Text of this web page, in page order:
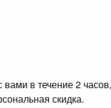
в течение 2 часов,
скидка.